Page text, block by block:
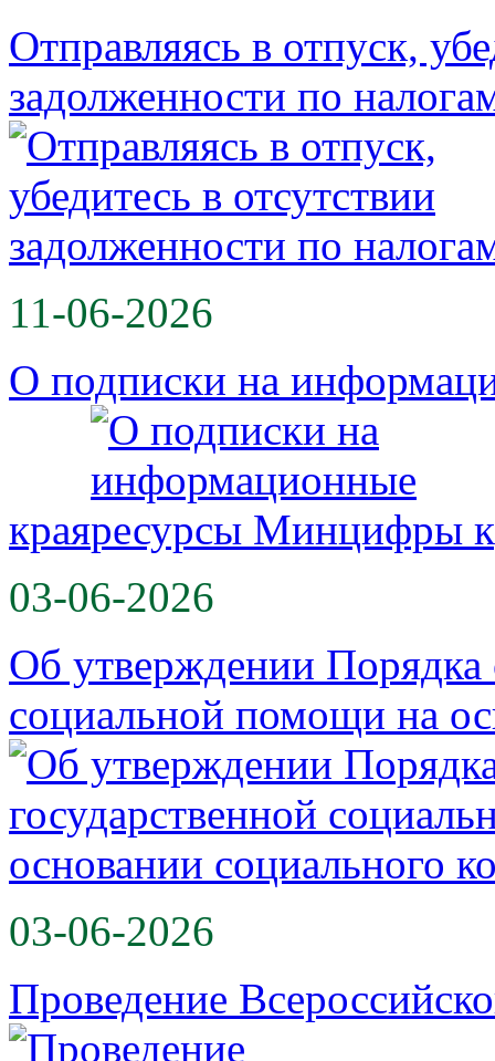
Отправляясь в отпуск,
задолженности по
11-06-2026
О подписки на
края
03-06-2026
Об утверждении Порядка
социальной помощи на
03-06-2026
Проведение